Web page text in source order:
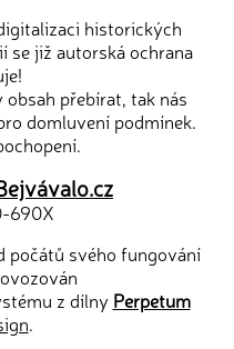
historických
se již autorská ochrana
obsah přebírat, tak nás
domluvení podmínek.
690X
počátů svého fungování
z dílny Perpetum
.